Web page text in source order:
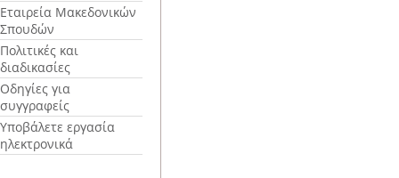
Εταιρεία Μακεδονικών
Σπουδών
Πολιτικές και
διαδικασίες
Οδηγίες για
συγγραφείς
Υποβάλετε εργασία
ηλεκτρονικά